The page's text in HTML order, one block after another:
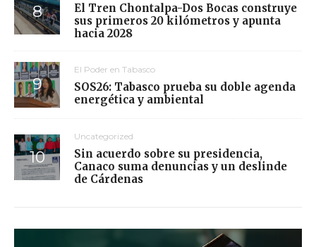
El Tren Chontalpa-Dos Bocas construye
sus primeros 20 kilómetros y apunta
hacia 2028
El Poder en Tabasco
SOS26: Tabasco prueba su doble agenda
energética y ambiental
Uncategorized
Sin acuerdo sobre su presidencia,
Canaco suma denuncias y un deslinde
de Cárdenas